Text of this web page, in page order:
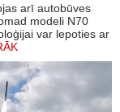
arī autobūves
modeli N70
var lepoties ar